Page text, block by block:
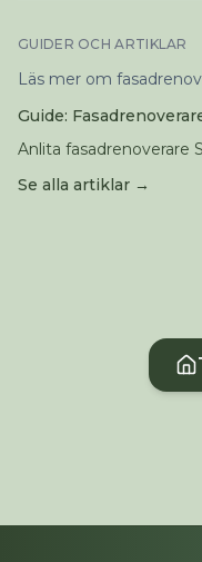
GUIDER OCH ARTIKLAR
Läs mer om
Guide:
Anlita
Se alla artiklar →